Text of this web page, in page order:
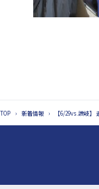
TOP › 新着情報 › 【6/29vs.讃岐】